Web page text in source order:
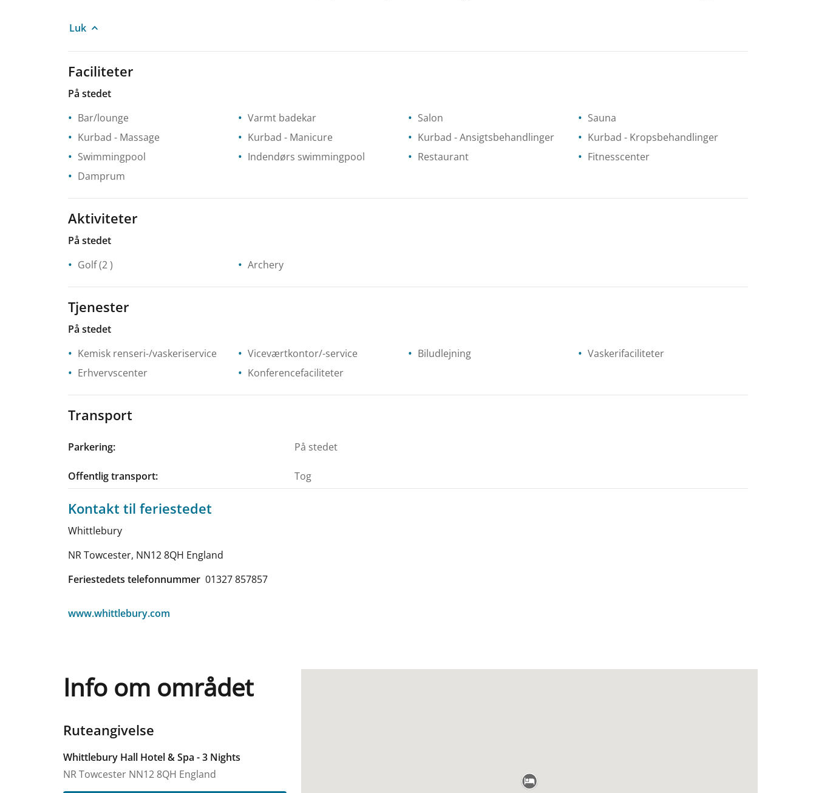
Luk
Faciliteter
På stedet
Bar/lounge
Varmt badekar Salon
Sauna
Kurbad - Massage Kurbad - Manicure Kurbad - Ansigtsbehandlinger Kurbad - Kropsbehandlinger
Swimmingpool
Indendørs swimmingpool Restaurant
Fitnesscenter
Damprum
Aktiviteter
På stedet
Golf(2 ) Archery
Tjenester
På stedet
Kemisk renseri-/vaskeriservice
Viceværtkontor/-service Biludlejning
Vaskerifaciliteter
Erhvervscenter
Konferencefaciliteter
Transport
Parkering: På stedet
Offentlig transport: Tog
Kontakt til feriestedet
Whittlebury
NR Towcester, NN12 8QH England
Feriestedets telefonnummer 01327 857857
www.whittlebury.com
Info om området
Ruteangivelse
Whittlebury Hall Hotel & Spa - 3 Nights
NR Towcester NN12 8QH England